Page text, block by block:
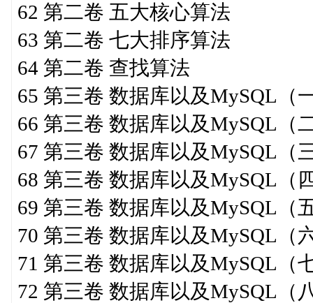
62 第二卷 五大核心算法
63 第二卷 七大排序算法
64 第二卷 查找算法
65 第三卷 数据库以及MySQL（
66 第三卷 数据库以及MySQL（
67 第三卷 数据库以及MySQL（
68 第三卷 数据库以及MySQL（
69 第三卷 数据库以及MySQL（
70 第三卷 数据库以及MySQL（
71 第三卷 数据库以及MySQL（
72 第三卷 数据库以及MySQL（